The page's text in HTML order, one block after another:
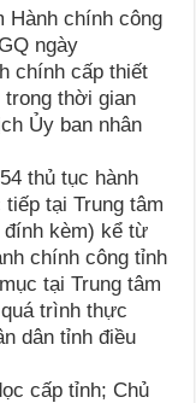
Hành chính công
ngày
chính cấp thiết
trong thời gian
Ủy ban nhân
thủ tục hành
tại Trung tâm
đính kèm) kể từ
chính công tỉnh
tại Trung tâm
trình thực
dân tỉnh điều
cấp tỉnh; Chủ